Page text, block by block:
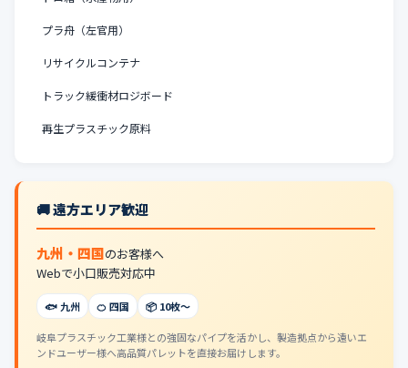
プラ舟（左官用）
リサイクルコンテナ
トラック緩衝材ロジボード
再生プラスチック原料
🚚 遠方エリア歓迎
九州・四国のお客様へ
Webで小口販売対応中
🐟 九州 🍊 四国 📦 10枚〜
岐阜プラスチック工業様との強固なパイプを活かし、製造拠点から遠いエ
ンドユーザー様へ高品質パレットを直接お届けします。